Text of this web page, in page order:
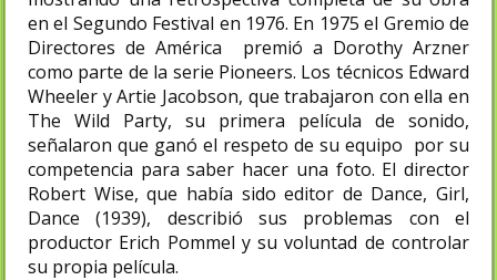
en el Segundo Festival en 1976. En 1975 el Gremio de
Directores de América premió a Dorothy Arzner
como parte de la serie Pioneers. Los técnicos Edward
Wheeler y Artie Jacobson, que trabajaron con ella en
The Wild Party, su primera película de sonido,
señalaron que ganó el respeto de su equipo por su
competencia para saber hacer una foto. El director
Robert Wise, que había sido editor de Dance, Girl,
Dance (1939), describió sus problemas con el
productor Erich Pommel y su voluntad de controlar
su propia película.